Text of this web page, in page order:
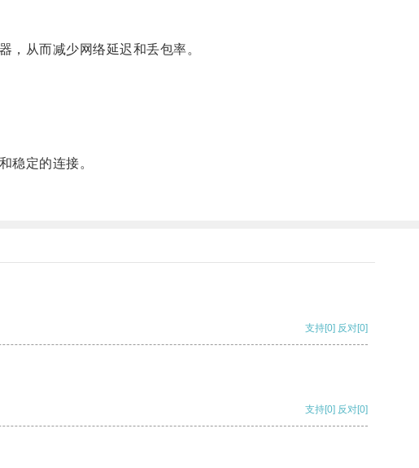
从而减少网络延迟和丢包率。
稳定的连接。
支持[0] 反对[0]
支持[0] 反对[0]